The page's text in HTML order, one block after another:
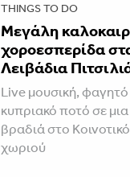
THINGS TO DO
Μεγάλη
χοροεσπερίδα
Λειβάδια
Live μουσική, φαγητό
κυπριακό ποτό σε
βραδιά στο
χωριού